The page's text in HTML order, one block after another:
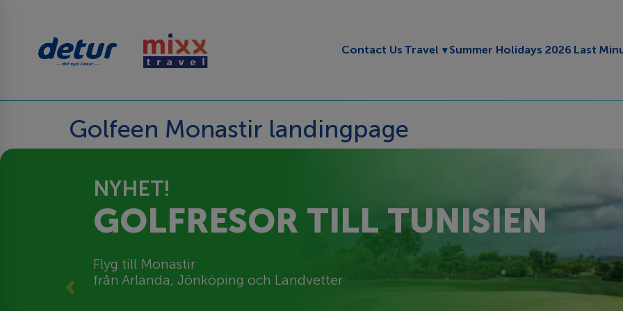
Contact Us Travel Toggle submenu
Summer Holidays 2026 Last
Golfeen Monastir landingpage
NYHET!
GOLFRESOR TILL TUNISIEN
Flyg till Monastir
från Arlanda, Jönköping och Landvetter
Previous